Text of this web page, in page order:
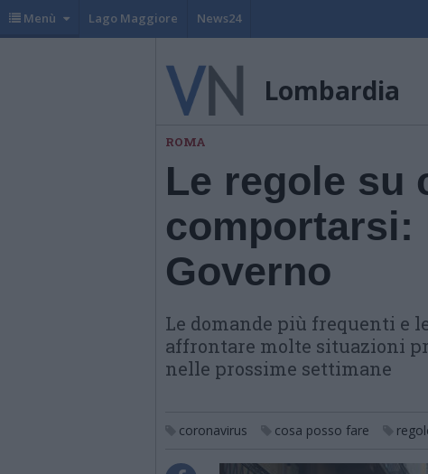
Menù Lago Maggiore News24
Lombardia
ROMA
Le regole su
comportarsi:
Governo
Le domande più frequenti e
affrontare molte situazioni
nelle prossime settimane
coronavirus cosa posso fare